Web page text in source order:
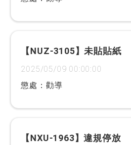
【NUZ-3105】未貼貼紙
2025/05/09 00:00:00
懲處：勸導
【NXU-1963】違規停放